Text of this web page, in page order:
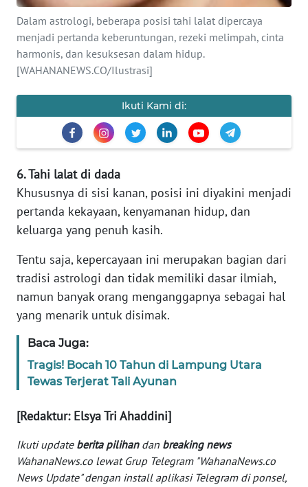
Dalam astrologi, beberapa posisi tahi lalat dipercaya
menjadi pertanda keberuntungan, rezeki melimpah, cinta
harmonis, dan kesuksesan dalam hidup.
[WAHANANEWS.CO/Ilustrasi]
Ikuti Kami di:
6. Tahi lalat di dada
Khususnya di sisi kanan, posisi ini diyakini menjadi
pertanda kekayaan, kenyamanan hidup, dan
keluarga yang penuh kasih.
Tentu saja, kepercayaan ini merupakan bagian dari
tradisi astrologi dan tidak memiliki dasar ilmiah,
namun banyak orang menganggapnya sebagai hal
yang menarik untuk disimak.
Baca Juga:
Tragis! Bocah 10 Tahun di Lampung Utara
Tewas Terjerat Tali Ayunan
[Redaktur: Elsya Tri Ahaddini]
Ikuti update berita pilihandan breaking news
WahanaNews.co lewat Grup Telegram "WahanaNews.co
News Update" dengan install aplikasi Telegram di ponsel,
PENDIDIKAN
OLAHRAGA
EDITORIAL
INDEKS
BERITA
KONTAK
KAMI
INFO
TENTANG
KAMI
PEDOMAN
SIBER
REDAKSI